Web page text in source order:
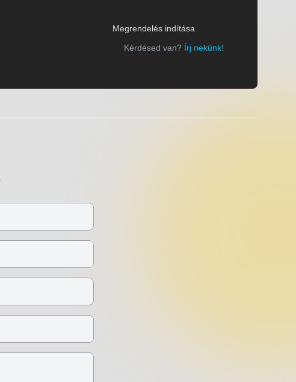
Megrendelés indítása
Kérdésed van? Írj nekünk!